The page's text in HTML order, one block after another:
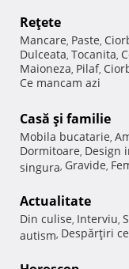
Reţete
Mancare, Paste,
Dulceata, Tocanita,
Maioneza, Pilaf,
Ce mancam azi
Casă şi familie
Mobila bucatarie,
Dormitoare, Design
singura, Gravide,
Actualitate
Din culise, Interviu,
autism, Despărţiri